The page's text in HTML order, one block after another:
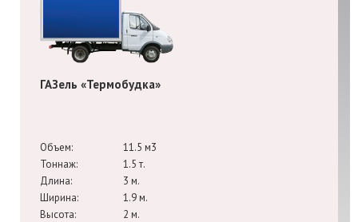
ГАЗель «Термобудка»
Объем:
11.5 м3
Тоннаж:
1.5 т.
Длина:
3 м.
Ширина:
1.9 м.
Высота:
2 м.